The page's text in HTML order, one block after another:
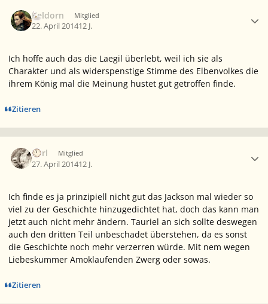
Keldorn Mitglied
22. April 201412 J.
Ich hoffe auch das die Laegil überlebt, weil ich sie als
Charakter und als widerspenstige Stimme des Elbenvolkes die
ihrem König mal die Meinung hustet gut getroffen finde.
Zitieren
Eorl Mitglied
27. April 201412 J.
Ich finde es ja prinzipiell nicht gut das Jackson mal wieder so
viel zu der Geschichte hinzugedichtet hat, doch das kann man
jetzt auch nicht mehr ändern. Tauriel an sich sollte deswegen
auch den dritten Teil unbeschadet überstehen, da es sonst
die Geschichte noch mehr verzerren würde. Mit nem wegen
Liebeskummer Amoklaufenden Zwerg oder sowas.
Zitieren